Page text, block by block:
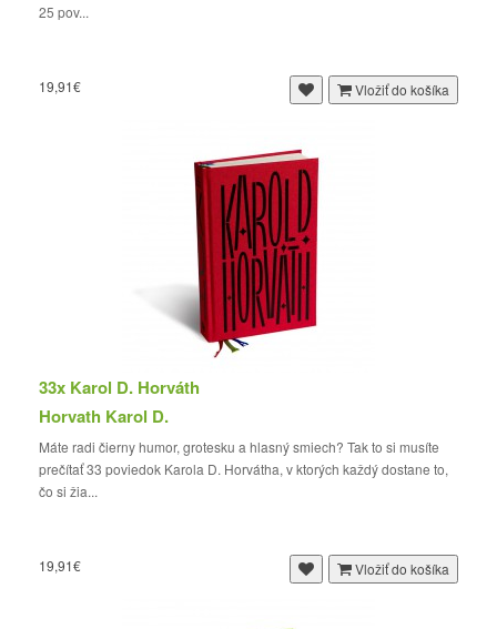
25 pov...
19,91€ Vložiť do košíka
33x Karol D. Horváth
Horvath Karol D.
Máte radi čierny humor, grotesku a hlasný smiech? Tak to si musíte
prečítať 33 poviedok Karola D. Horvátha, v ktorých každý dostane to,
čo si žia...
19,91€ Vložiť do košíka